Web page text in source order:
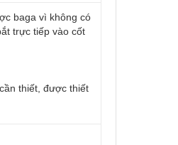
baga vì không có
trực tiếp vào cốt
thiết, được thiết